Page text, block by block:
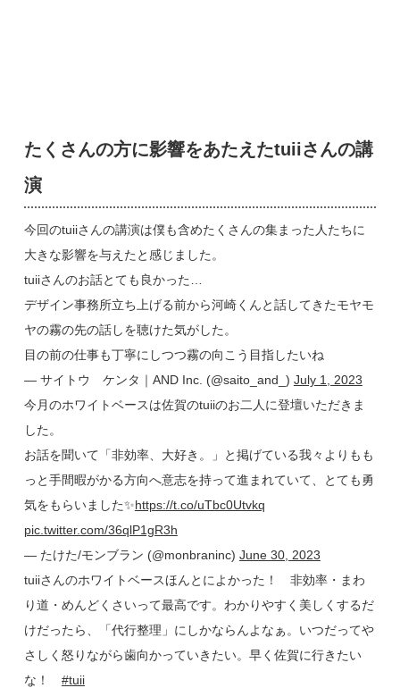
たくさんの方に影響をあたえたtuiiさんの講
演
今回のtuiiさんの講演は僕も含めたくさんの集まった人たちに
大きな影響を与えたと感じました。
tuiiさんのお話とても良かった…
デザイン事務所立ち上げる前から河崎くんと話してきたモヤモ
ヤの霧の先の話しを聴けた気がした。
目の前の仕事も丁寧にしつつ霧の向こう目指したいね
— サイトウ ケンタ｜AND Inc. (@saito_and_) July 1, 2023
今月のホワイトベースは佐賀のtuiiのお二人に登壇いただきま
した。
お話を聞いて「非効率、大好き。」と掲げている我々よりもも
っと手間暇がかる方向へ意志を持って進まれていて、とても勇
気をもらいました✨https://t.co/uTbc0Utvkq
pic.twitter.com/36qlP1gR3h
— たけた/モンブラン (@monbraninc) June 30, 2023
tuiiさんのホワイトベースほんとによかった！ 非効率・まわ
り道・めんどくさいって最高です。わかりやすく美しくするだ
けだったら、「代行整理」にしかならんよなぁ。いつだってや
さしく怒りながら歯向かっていきたい。早く佐賀に行きたい
な！ #tuii